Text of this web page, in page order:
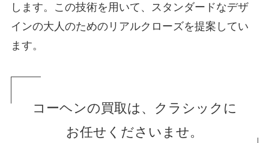
します。この技術を用いて、スタンダードなデザ
インの大人のためのリアルクローズを提案してい
ます。
コーヘンの買取は、クラシックに
お任せくださいませ。